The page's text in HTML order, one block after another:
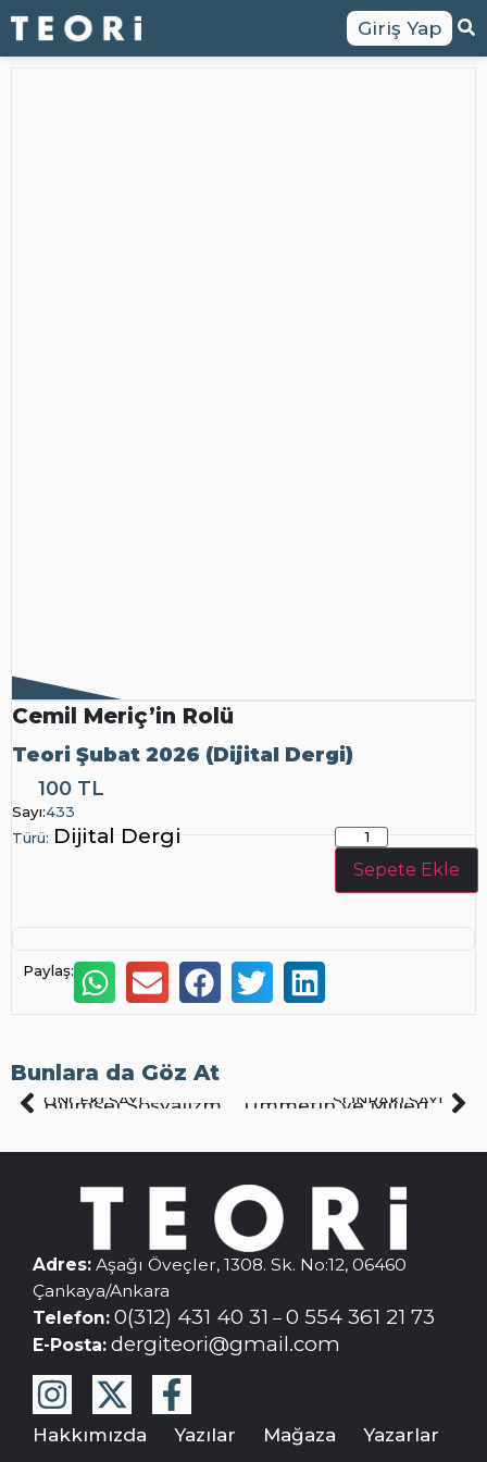
Giriş Yap
Dijital
Dergi
Cemil Meriç’in Rolü
Teori Şubat 2026 (Dijital Dergi)
100 TL
Sayı:433
Türü: Dijital Dergi
Sepete Ekle
Paylaş:
Bunlara da Göz At
ÖNCEKI SAYI SONRAKI SAYI
Ümmetin ve Milletin Tarihselliği
Adres: Aşağı Öveçler, 1308. Sk. No:12, 06460
Çankaya/Ankara
Telefon: 0(312) 431 40 31 – 0 554 361 21 73
E-Posta: dergiteori@gmail.com
Hakkımızda Yazılar Mağaza Yazarlar